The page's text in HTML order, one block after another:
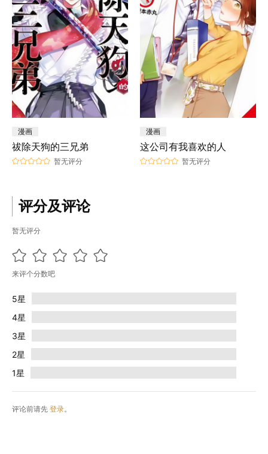
漫画
祓除天狗的三兄弟
暂无评分
漫画
这公司有我喜欢的人
暂无评分
评分及评论
暂无评分
来评个分数吧
5星
4星
3星
2星
1星
评论前请先 登录。